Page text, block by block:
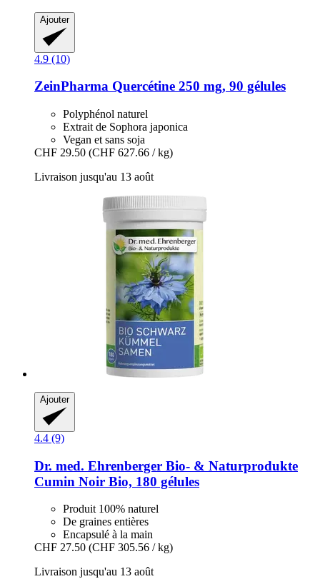
Ajouter
4.9 (10)
ZeinPharma Quercétine 250 mg, 90 gélules
Polyphénol naturel
Extrait de Sophora japonica
Vegan et sans soja
CHF 29.50 (CHF 627.66 / kg)
Livraison jusqu'au 13 août
Ajouter
4.4 (9)
Dr. med. Ehrenberger Bio- & Naturprodukte
Cumin Noir Bio, 180 gélules
Produit 100% naturel
De graines entières
Encapsulé à la main
CHF 27.50 (CHF 305.56 / kg)
Livraison jusqu'au 13 août